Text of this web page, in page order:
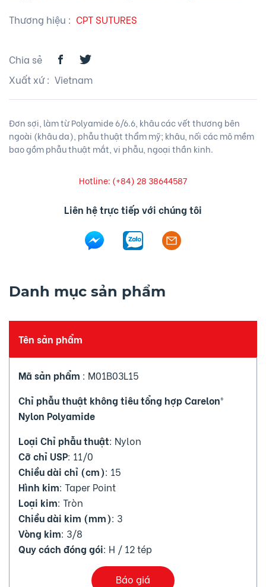
Thương hiệu : CPT SUTURES
Chia sẻ
Xuất xứ: Vietnam
Đơn sợi, làm từ Polyamide 6/6.6, khâu các vết thương bên
ngoài (khâu da), phẫu thuật thẩm mỹ; khâu, nối các mô mềm
bao gồm phẫu thuật mắt, vi phẫu, ngoại thần kinh.
Hotline: (+84) 28 38644587
Liên hệ trực tiếp với chúng tôi
Danh mục sản phẩm
Tên sản phẩm
Mã sản phẩm : M01B03L15
Chỉ phẫu thuật không tiêu tổng hợp Carelon®
Nylon Polyamide
Loại Chỉ phẫu thuật: Nylon
Cỡ chỉ USP: 11/0
Chiều dài chỉ (cm): 15
Hình kim: Taper Point
Loại kim: Tròn
Chiều dài kim (mm): 3
Vòng kim: 3/8
Quy cách đóng gói: H / 12 tép
Báo giá